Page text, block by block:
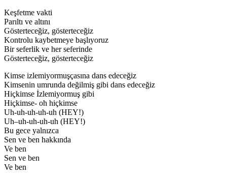
Keşfetme vakti
Parıltı ve altını
Gösterteceğiz, gösterteceğiz
Kontrolu kaybetmeye başlıyoruz
Bir seferlik ve her seferinde
Gösterteceğiz, gösterteceğiz
Kimse izlemiyormuşçasına dans edeceğiz
Kimsenin umrunda değilmiş gibi dans edeceğiz
Hiçkimse İzlemiyormuş gibi
Hiçkimse- oh hiçkimse
Uh-uh-uh-uh-uh (HEY!)
Uh–uh-uh-uh-uh (HEY!)
Bu gece yalnızca
Sen ve ben hakkında
Ve ben
Sen ve ben
Ve ben